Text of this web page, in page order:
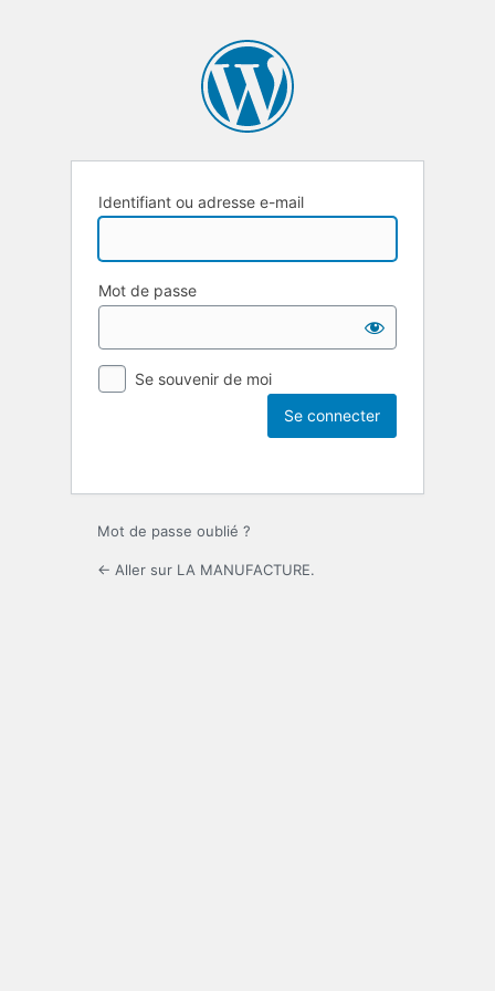
Identifiant ou adresse e-mail
Mot de passe
Se souvenir de moi
Mot de passe oublié ?
← Aller sur LA MANUFACTURE.